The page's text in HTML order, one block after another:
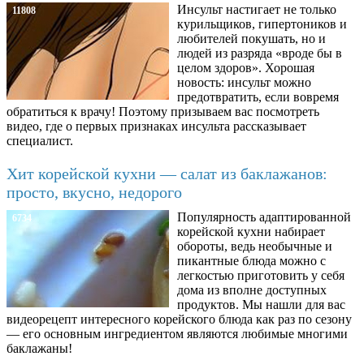
11808
Инсульт настигает не только
курильщиков, гипертоников и
любителей покушать, но и
людей из разряда «вроде бы в
целом здоров». Хорошая
новость: инсульт можно
предотвратить, если вовремя
обратиться к врачу! Поэтому призываем вас посмотреть
видео, где о первых признаках инсульта рассказывает
специалист.
Хит корейской кухни — салат из баклажанов:
просто, вкусно, недорого
6734
Популярность адаптированной
корейской кухни набирает
обороты, ведь необычные и
пикантные блюда можно с
легкостью приготовить у себя
дома из вполне доступных
продуктов. Мы нашли для вас
видеорецепт интересного корейского блюда как раз по сезону
— его основным ингредиентом являются любимые многими
баклажаны!